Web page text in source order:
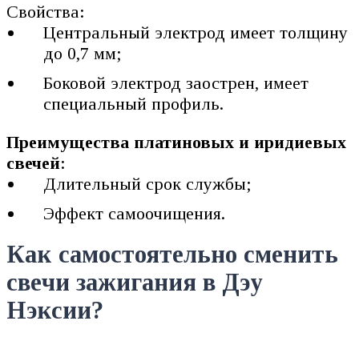
Свойства:
Центральный электрод имеет толщину
до 0,7 мм;
Боковой электрод заострен, имеет
специальный профиль.
Преимущества платиновых и иридиевых
свечей:
Длительный срок службы;
Эффект самоочищения.
Как самостоятельно сменить
свечи зажигания в Дэу
Нэксии?